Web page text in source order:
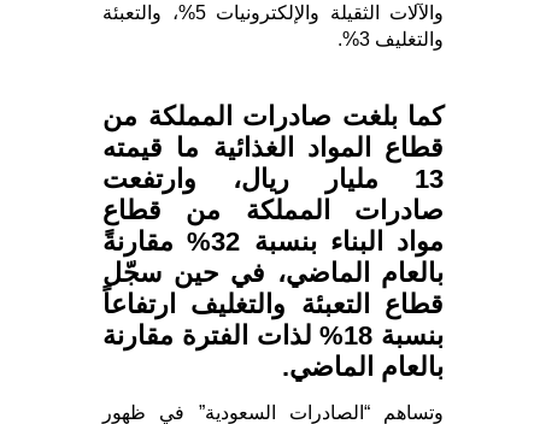
والآلات الثقيلة والإلكترونيات 5%، والتعبئة
والتغليف 3%.
كما بلغت صادرات المملكة من
قطاع المواد الغذائية ما قيمته
13 مليار ريال، وارتفعت
صادرات المملكة من قطاع
مواد البناء بنسبة 32% مقارنةً
بالعام الماضي، في حين سجّل
قطاع التعبئة والتغليف ارتفاعاً
بنسبة 18% لذات الفترة مقارنة
بالعام الماضي.
وتساهم “الصادرات السعودية” في ظهور